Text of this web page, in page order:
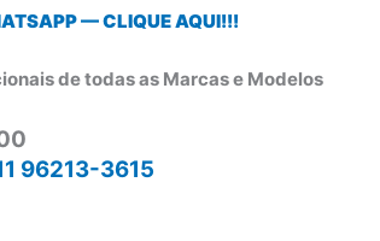
— CLIQUE AQUI!!!
de todas as Marcas e Modelos
96213-3615